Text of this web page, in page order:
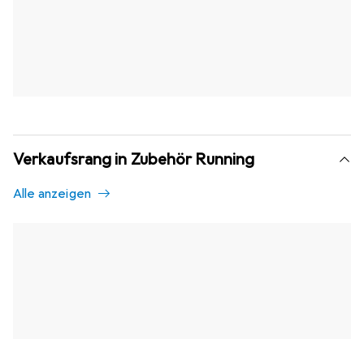
Verkaufsrang in Zubehör Running
Alle anzeigen